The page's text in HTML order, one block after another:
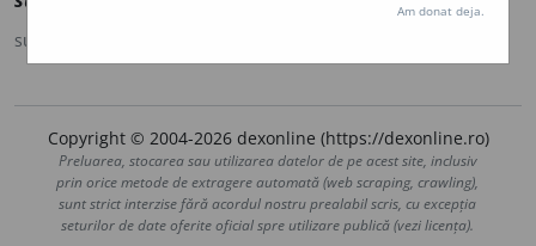
sursa:
Copyright © 2004-2026 dexonline (https://dexonline.ro)
Preluarea, stocarea sau utilizarea datelor de pe acest site, inclusiv
prin orice metode de extragere automată (web scraping, crawling),
sunt strict interzise fără acordul nostru prealabil scris, cu excepția
seturilor de date oferite oficial spre utilizare publică (vezi licența).
Am donat deja.